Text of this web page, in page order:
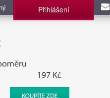
Přihlášení
Zpravodajské